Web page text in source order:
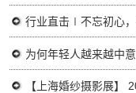
行业直击∣不忘初心
为何年轻人越来越中
【上海婚纱摄影展】